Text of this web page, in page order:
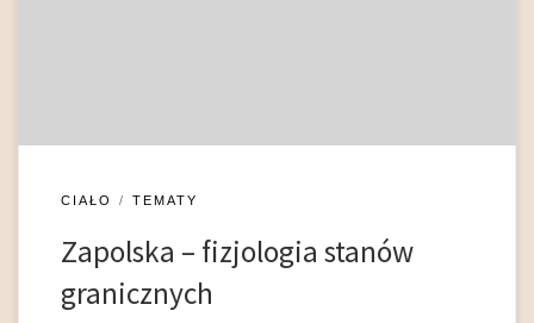
CIAŁO TEMATY
Zapolska – fizjologia stanów
granicznych